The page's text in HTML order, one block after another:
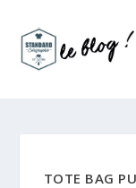
TOTE BAG